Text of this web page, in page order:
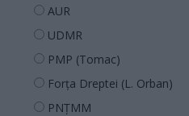
AUR
UDMR
PMP (Tomac)
Forța Dreptei (L. Orban)
PNȚMM